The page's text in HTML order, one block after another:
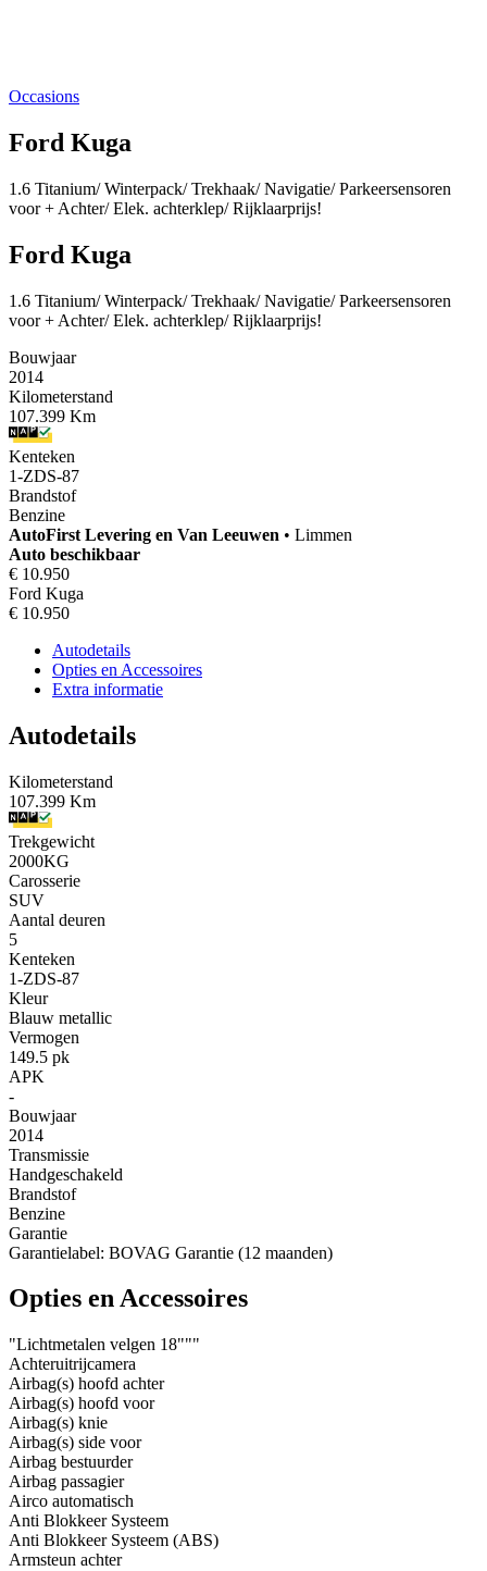
Occasions
Ford Kuga
1.6 Titanium/ Winterpack/ Trekhaak/ Navigatie/ Parkeersensoren
voor + Achter/ Elek. achterklep/ Rijklaarprijs!
Ford Kuga
1.6 Titanium/ Winterpack/ Trekhaak/ Navigatie/ Parkeersensoren
voor + Achter/ Elek. achterklep/ Rijklaarprijs!
Bouwjaar
2014
Kilometerstand
107.399 Km
Kenteken
1-ZDS-87
Brandstof
Benzine
AutoFirst Levering en Van Leeuwen • Limmen
Auto beschikbaar
€ 10.950
Ford Kuga
€ 10.950
Autodetails
Opties en Accessoires
Extra informatie
Autodetails
Kilometerstand
107.399 Km
Trekgewicht
2000KG
Carosserie
SUV
Aantal deuren
5
Kenteken
1-ZDS-87
Kleur
Blauw metallic
Vermogen
149.5 pk
APK
-
Bouwjaar
2014
Transmissie
Handgeschakeld
Brandstof
Benzine
Garantie
Garantielabel: BOVAG Garantie (12 maanden)
Opties en Accessoires
"Lichtmetalen velgen 18"""
Achteruitrijcamera
Airbag(s) hoofd achter
Airbag(s) hoofd voor
Airbag(s) knie
Airbag(s) side voor
Airbag bestuurder
Airbag passagier
Airco automatisch
Anti Blokkeer Systeem
Anti Blokkeer Systeem (ABS)
Armsteun achter